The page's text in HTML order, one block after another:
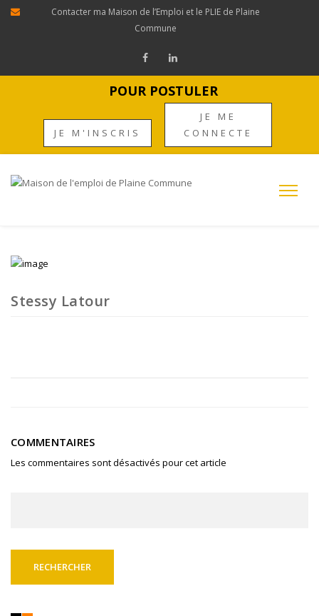
Contacter ma Maison de l’Emploi et le PLIE de Plaine
Commune
POUR POSTULER
JE M'INSCRIS
JE ME
CONNECTE
Stessy Latour
COMMENTAIRES
Les commentaires sont désactivés pour cet article